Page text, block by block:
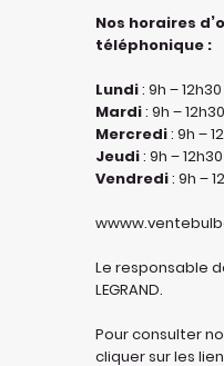
Nos horaires
téléphonique :
Lundi: 9h –
Mardi: 9h –
Mercredi: 9h –
Jeudi: 9h –
Vendredi: 9h –
Le responsable
LEGRAND.
Pour consulter
cliquer sur les